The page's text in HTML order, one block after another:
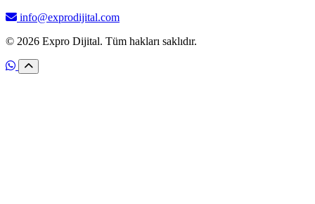
info@exprodijital.com
© 2026 Expro Dijital. Tüm hakları saklıdır.